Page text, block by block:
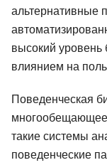
альтернативные
высокий
влиянием на
Поведенческая
многообещающее
такие системы
поведенческие